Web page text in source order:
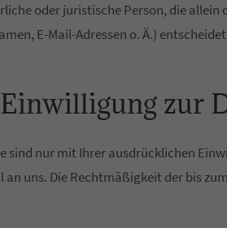
oder juristische Person, die
E-Mail-Adressen o. Ä.)
zur
sind nur mit Ihrer ausdrücklichen
an uns. Die Rechtmäßigkeit der bis